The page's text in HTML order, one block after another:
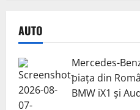
AUTO
Mercedes-
piața din
BMW iX1 și